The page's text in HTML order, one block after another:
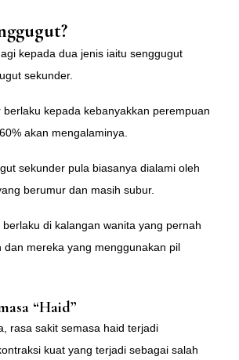
kepada dua jenis iaitu senggugut
sekunder.
kepada kebanyakkan perempuan
akan mengalaminya.
sekunder pula biasanya dialami oleh
berumur dan masih subur.
di kalangan wanita yang pernah
dan mereka yang menggunakan pil
“Haid”
rasa sakit semasa haid terjadi
kuat yang terjadi sebagai salah